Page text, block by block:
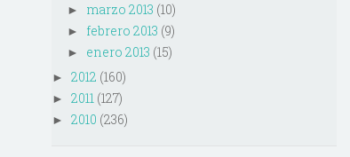
► marzo 2013 (10)
► febrero 2013 (9)
► enero 2013 (15)
► 2012 (160)
► 2011 (127)
► 2010 (236)